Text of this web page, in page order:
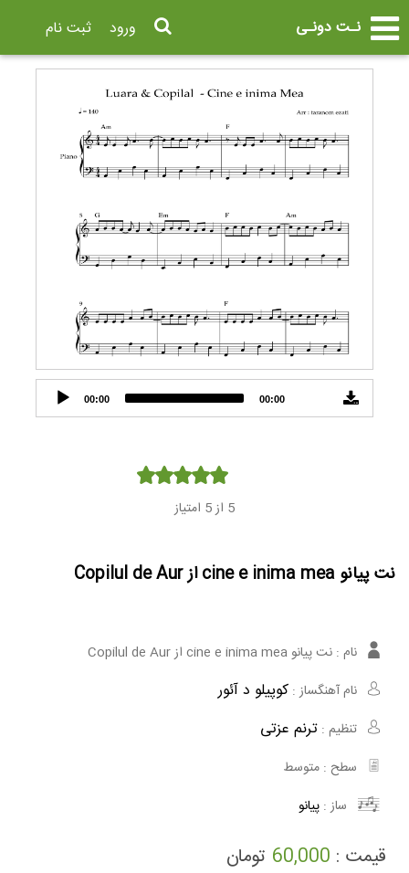
نـت دونـی ثبت نام ورود
Audio
Player
00:00 00:00
5 از 5 امتیاز
نت پیانو cine e inima mea از Copilul de Aur
نام : نت پیانو cine e inima mea از Copilul de Aur
نام آهنگساز : کوپیلو د آئور
تنظیم : ترنم عزتی
سطح : متوسط
ساز : پیانو
قیمت : 60,000 تومان